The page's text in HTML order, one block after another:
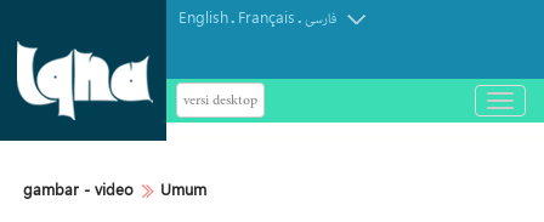
English. Français.فارسی
versi desktop
باز
و
gambar - video Umum